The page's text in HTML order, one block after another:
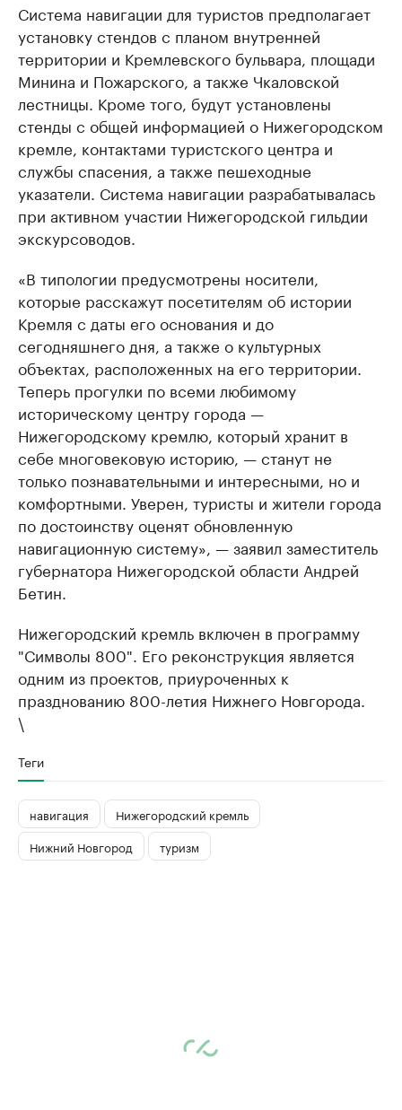
Система навигации для туристов предполагает
установку стендов с планом внутренней
территории и Кремлевского бульвара, площади
Минина и Пожарского, а также Чкаловской
лестницы. Кроме того, будут установлены
стенды с общей информацией о Нижегородском
кремле, контактами туристского центра и
службы спасения, а также пешеходные
указатели. Система навигации разрабатывалась
при активном участии Нижегородской гильдии
экскурсоводов.
«В типологии предусмотрены носители,
которые расскажут посетителям об истории
Кремля с даты его основания и до
сегодняшнего дня, а также о культурных
объектах, расположенных на его территории.
Теперь прогулки по всеми любимому
историческому центру города —
Нижегородскому кремлю, который хранит в
себе многовековую историю, — станут не
только познавательными и интересными, но и
комфортными. Уверен, туристы и жители города
по достоинству оценят обновленную
навигационную систему», — заявил заместитель
губернатора Нижегородской области Андрей
Бетин.
Нижегородский кремль включен в программу
"Символы 800". Его реконструкция является
одним из проектов, приуроченных к
празднованию 800-летия Нижнего Новгорода.
\
Теги
навигация
Нижегородский кремль
Нижний Новгород
туризм